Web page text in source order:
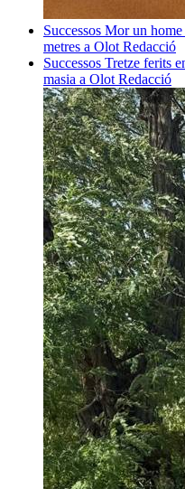
Successos Mor un home
metres a Olot Redacció
Successos Tretze ferits
masia a Olot Redacció